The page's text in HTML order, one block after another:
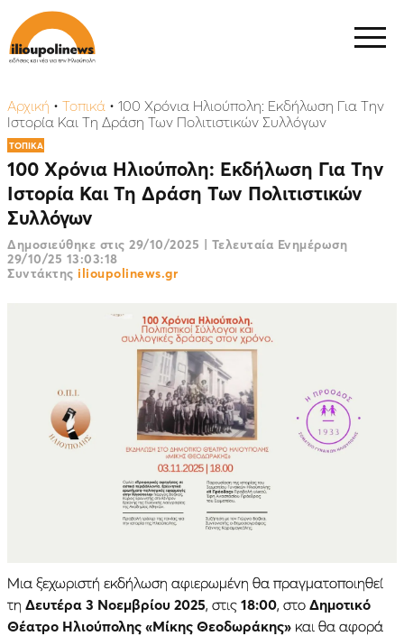
Αρχική • Τοπικά • 100 Χρόνια Ηλιούπολη: Εκδήλωση Για Την
Ιστορία Και Τη Δράση Των Πολιτιστικών Συλλόγων
ΤΟΠΙΚΑ
100 Χρόνια Ηλιούπολη: Εκδήλωση Για Την
Ιστορία Και Τη Δράση Των Πολιτιστικών
Συλλόγων
Δημοσιεύθηκε στις 29/10/2025 | Τελευταία Ενημέρωση
29/10/25 13:03:18
Συντάκτης ilioupolinews.gr
Μια ξεχωριστή εκδήλωση αφιερωμένη θα πραγματοποιηθεί
τη Δευτέρα 3 Νοεμβρίου 2025, στις 18:00, στο Δημοτικό
Θέατρο Ηλιούπολης «Μίκης Θεοδωράκης» και θα αφορά